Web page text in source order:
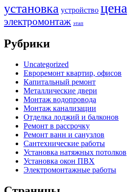
установка устройство цена
электромонтаж этап
Рубрики
Uncategorized
Евроремонт квартир, офисов
Капитальный ремонт
Металлические двери
Монтаж водопровода
Монтаж канализации
Отделка лоджий и балконов
Ремонт в рассрочку
Ремонт ванн и санузлов
Сантехнические работы
Установка натяжных потолков
Установка окон ПВХ
Электромонтажные работы